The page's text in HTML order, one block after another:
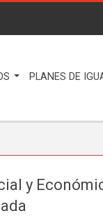
PLANES DE
y